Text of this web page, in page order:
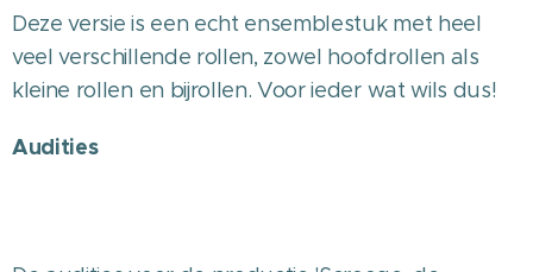
Deze versie is een echt ensemblestuk met heel
veel verschillende rollen, zowel hoofdrollen als
kleine rollen en bijrollen. Voor ieder wat wils dus!
Audities